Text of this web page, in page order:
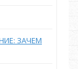
ЗАЧЕМ